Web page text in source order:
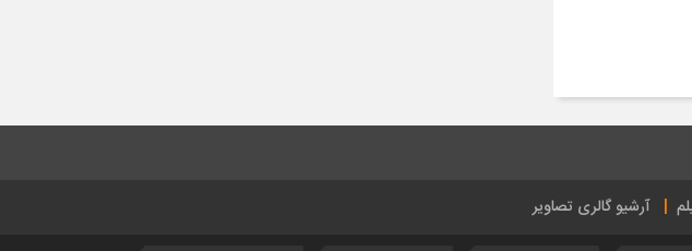
آرشیو گالری تصاویر